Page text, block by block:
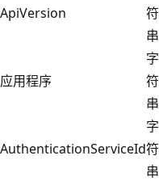
ApiVersion
符
串
应用程序
字
符
串
AuthenticationServiceId
字
符
串